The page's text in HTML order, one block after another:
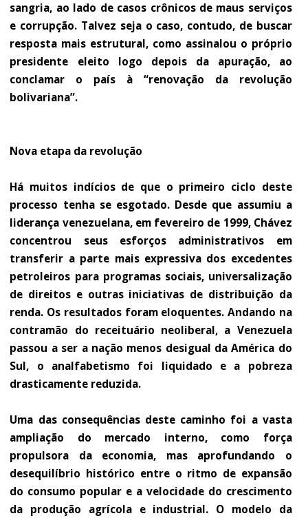
sangria, ao lado de casos crônicos de maus serviços
e corrupção. Talvez seja o caso, contudo, de buscar
resposta mais estrutural, como assinalou o próprio
presidente eleito logo depois da apuração, ao
conclamar o país à “renovação da revolução
bolivariana”.
Nova etapa da revolução
Há muitos indícios de que o primeiro ciclo deste
processo tenha se esgotado. Desde que assumiu a
liderança venezuelana, em fevereiro de 1999, Chávez
concentrou seus esforços administrativos em
transferir a parte mais expressiva dos excedentes
petroleiros para programas sociais, universalização
de direitos e outras iniciativas de distribuição da
renda. Os resultados foram eloquentes. Andando na
contramão do receituário neoliberal, a Venezuela
passou a ser a nação menos desigual da América do
Sul, o analfabetismo foi liquidado e a pobreza
drasticamente reduzida.
Uma das consequências deste caminho foi a vasta
ampliação do mercado interno, como força
propulsora da economia, mas aprofundando o
desequilíbrio histórico entre o ritmo de expansão
do consumo popular e a velocidade do crescimento
da produção agrícola e industrial. O modelo da